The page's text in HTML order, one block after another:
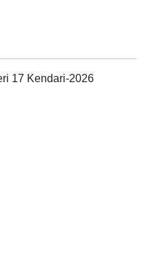
17 Kendari-2026